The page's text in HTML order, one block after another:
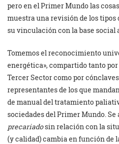
pero en el Primer Mundo las
muestra una revisión de los
su vinculación con la base social
Tomemos el reconocimiento
energética», compartido tanto
Tercer Sector como por
representantes de los que
de manual del tratamiento
sociedades del Primer Mundo.
precariadosin relación con la
(y calidad) cambia en función de